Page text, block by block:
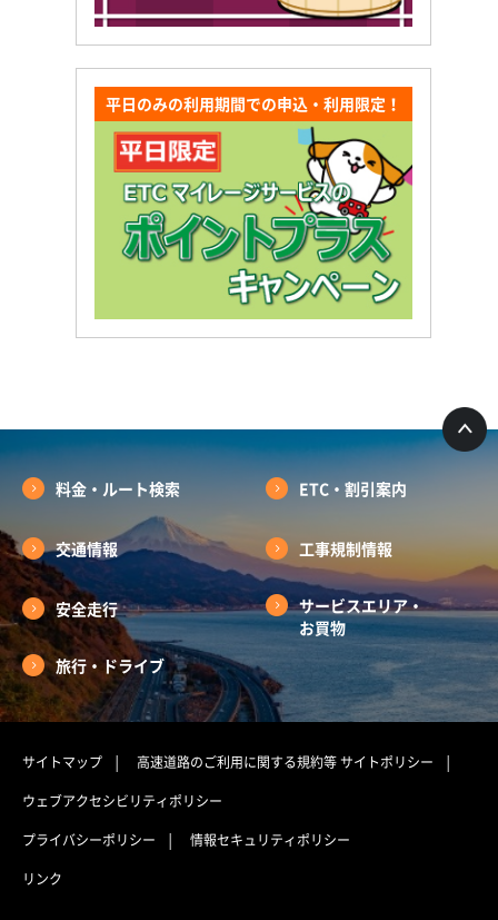
平日のみの利用期間での申込・利用限定！
料金・ルート検索 ETC・割引案内
交通情報 工事規制情報
安全走行
サービスエリア・
お買物
旅行・ドライブ
サイトマップ 高速道路のご利用に関する規約等サイトポリシー
ウェブアクセシビリティポリシー
プライバシーポリシー
情報セキュリティポリシー
リンク